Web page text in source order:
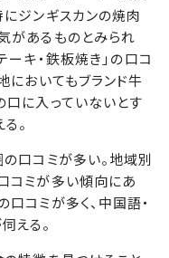
ジンギスカンの焼肉
があるものとみられ
ーキ・鉄板焼き」の口コ
においてもブランド牛
口に入っていないとす
。
口コミが多い。地域別
コミが多い傾向にあ
コミが多く、中国語・
える。